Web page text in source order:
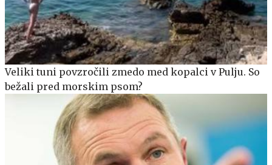
Veliki tuni povzročili zmedo med kopalci v Pulju. So
bežali pred morskim psom?